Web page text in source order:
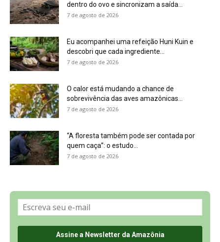
Política de Privacidade, LGPD e RGPD
Últimas Notícias
🌎 Español
©